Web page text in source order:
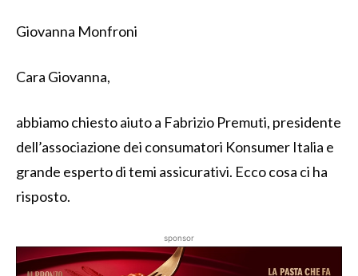
Giovanna Monfroni
Cara Giovanna,
abbiamo chiesto aiuto a Fabrizio Premuti, presidente
dell’associazione dei consumatori Konsumer Italia e
grande esperto di temi assicurativi. Ecco cosa ci ha
risposto.
sponsor